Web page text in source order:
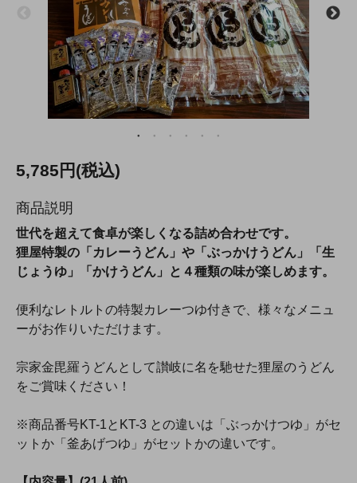
5,785円(税込)
商品説明
世代を超えて食卓が楽しくなる詰め合わせです。
狸屋特製の「カレーうどん」や「ぶっかけうどん」「生
じょうゆ」「かけうどん」と４種類の味が楽しめます。
便利なレトルトの特製カレーつゆ付きで、様々なメニュ
ーがお作りいただけます。
宗家金毘羅うどんとして讃岐に名を馳せた狸屋のうどん
をご賞味ください！
※商品番号KT-1とKT-3 との違いは「ぶっかけつゆ」がセ
ットか「釜あげつゆ」がセットかの違いです。